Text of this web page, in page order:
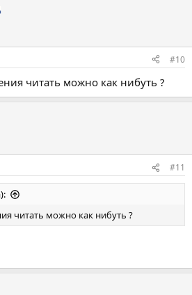
#10
читать можно как нибуть ?
#11
читать можно как нибуть ?